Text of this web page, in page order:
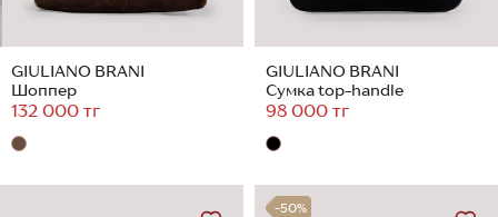
GIULIANO BRANI
Шоппер
132 000 тг
GIULIANO BRANI
Сумка top-handle
98 000 тг
-50%